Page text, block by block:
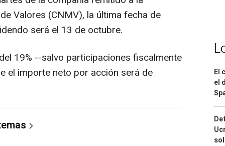
Valores (CNMV), la última fecha de
será el 13 de octubre.
19% --salvo participaciones fiscalmente
el importe neto por acción será de
El
el